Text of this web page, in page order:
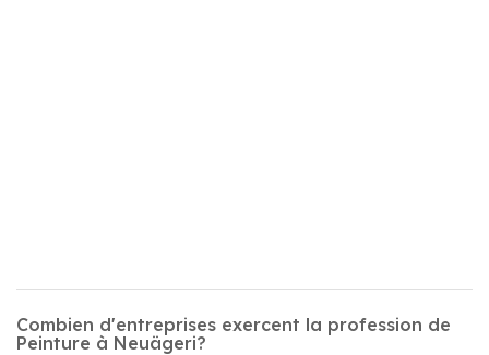
Combien d'entreprises exercent la profession de
Peinture à Neuägeri?